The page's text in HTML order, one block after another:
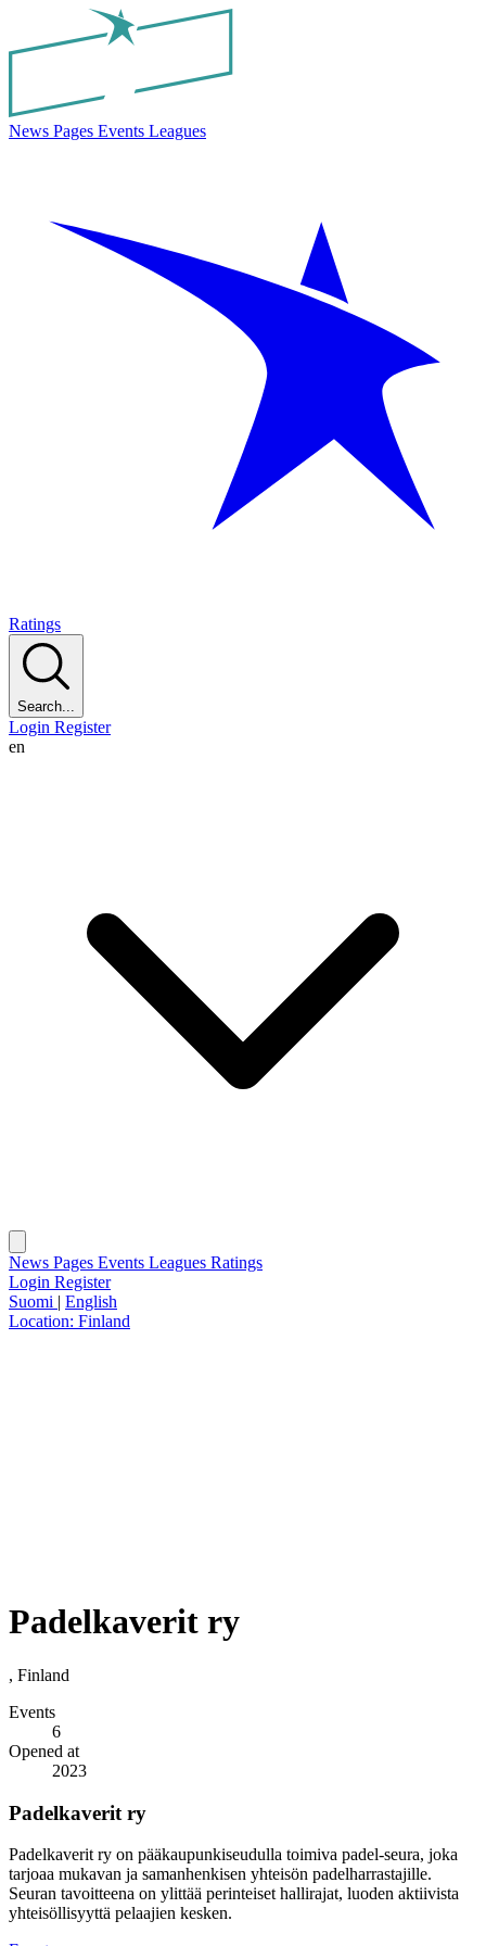
News Pages Events Leagues
Ratings
Search...
Login Register
en
News Pages Events Leagues Ratings
Login Register
Suomi | English
Location: Finland
Padelkaverit ry
, Finland
Events
6
Opened at
2023
Padelkaverit ry
Padelkaverit ry on pääkaupunkiseudulla toimiva padel-seura, joka
tarjoaa mukavan ja samanhenkisen yhteisön padelharrastajille.
Seuran tavoitteena on ylittää perinteiset hallirajat, luoden aktiivista
yhteisöllisyyttä pelaajien kesken.